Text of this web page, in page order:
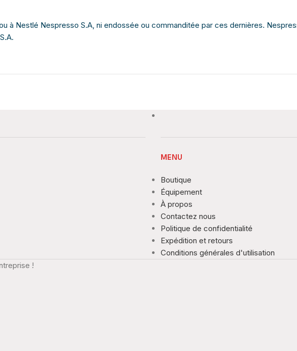
à Nestlé Nespresso S.A, ni endossée ou commanditée par ces dernières.
MENU
Boutique
Équipement
À propos
Contactez nous
Politique de confidentialité
Expédition et retours
Conditions générales d'utilisation
!